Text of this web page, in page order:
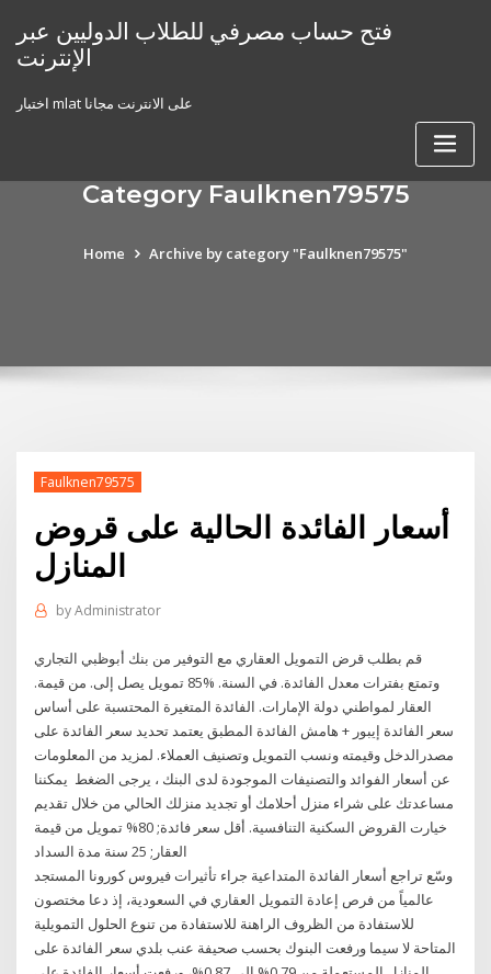
content
فتح حساب مصرفي للطلاب الدوليين عبر
الإنترنت
اختبار mlat على الانترنت مجانا
Category Faulknen79575
Home Archive by category "Faulknen79575"
Faulknen79575
أسعار الفائدة الحالية على قروض
المنازل
byAdministrator
قم بطلب قرض التمويل العقاري مع التوفير من بنك أبوظبي التجاري
وتمتع بفترات معدل الفائدة. في السنة. %85 تمويل يصل إلى. من قيمة.
العقار لمواطني دولة الإمارات. الفائدة المتغيرة المحتسبة على أساس
سعر الفائدة إيبور + هامش الفائدة المطبق يعتمد تحديد سعر الفائدة على
مصدرالدخل وقيمته ونسب التمويل وتصنيف العملاء. لمزيد من المعلومات
عن أسعار الفوائد والتصنيفات الموجودة لدى البنك ، يرجى الضغط يمكننا
مساعدتك على شراء منزل أحلامك أو تجديد منزلك الحالي من خلال تقديم
خيارت القروض السكنية التنافسية. أقل سعر فائدة; 80% تمويل من قيمة
وسّع تراجع أسعار الفائدة المتداعية جراء تأثيرات فيروس كورونا المستجد
عالمياً من فرص إعادة التمويل العقاري في السعودية، إذ دعا مختصون
للاستفادة من الظروف الراهنة للاستفادة من تنوع الحلول التمويلية
المتاحة لا سيما ورفعت البنوك بحسب صحيفة عنب بلدي سعر الفائدة على